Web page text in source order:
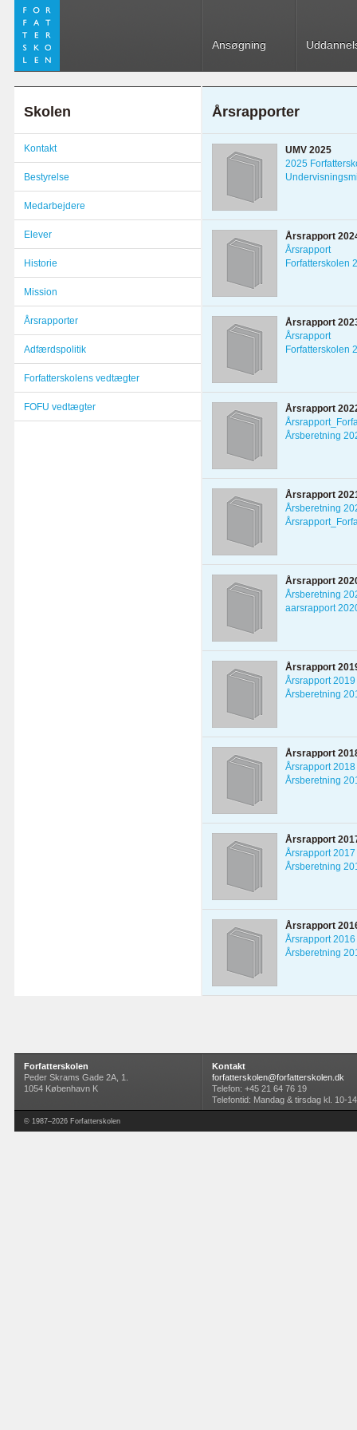
Ansøgning
Skolen
Kontakt
Bestyrelse
Medarbejdere
Elever
Historie
Mission
Årsrapporter
Adfærdspolitik
Forfatterskolens vedtægter
FOFU vedtægter
Årsrapporter
UMV 2025
2025
Årsrapport
Årsrapport
Forfatterskolen
Årsrapport
Årsrapport
Forfatterskolen
Årsrapport
Årsberetning
Årsrapport
Årsberetning
Årsrapport
Årsberetning
aarsrapport
Årsrapport
Årsrapport 2019
Årsberetning
Årsrapport
Årsrapport 2018
Årsberetning
Årsrapport
Årsrapport 2017
Årsberetning
Årsrapport
Årsrapport 2016
Årsberetning
Forfatterskolen
Peder Skrams Gade 2A, 1.
1054 København K
Kontakt
forfatterskolen@forfatterskolen.dk
Telefon: +45 21 64 76 19
Telefontid: Mandag & tirsdag kl. 10-14
© 1987–2026 Forfatterskolen